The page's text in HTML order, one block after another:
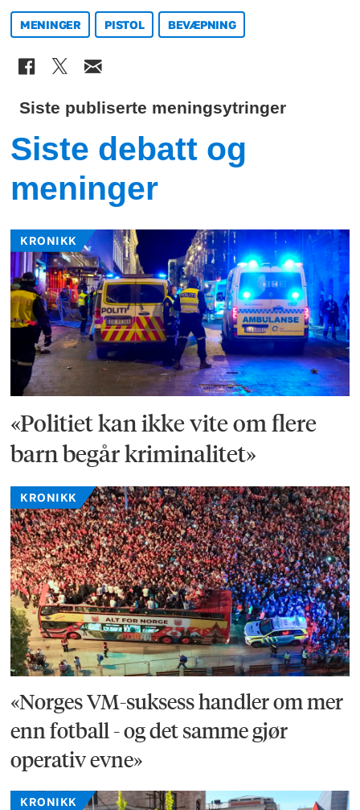
MENINGER PISTOL BEVÆPNING
Siste publiserte meningsytringer
Siste debatt og
meninger
KRONIKK
«Politiet kan ikke vite om flere
barn begår kriminalitet»
KRONIKK
«Norges VM-suksess handler om mer
enn fotball - og det samme gjør
operativ evne»
KRONIKK